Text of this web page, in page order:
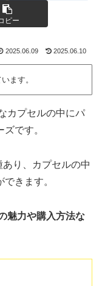
ピー
2025.06.09 2025.06.10
ます。
カプセルの中にパ
です。
り、カプセルの中
きます。
魅力や購入方法な